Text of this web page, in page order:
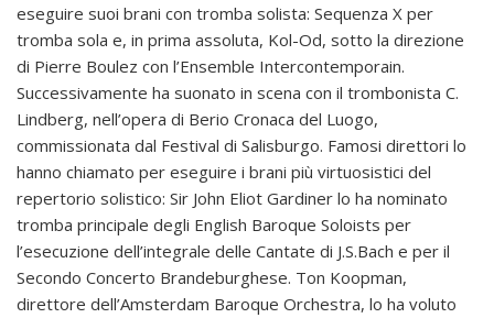
eseguire suoi brani con tromba solista: Sequenza X per
tromba sola e, in prima assoluta, Kol-Od, sotto la direzione
di Pierre Boulez con l’Ensemble Intercontemporain.
Successivamente ha suonato in scena con il trombonista C.
Lindberg, nell’opera di Berio Cronaca del Luogo,
commissionata dal Festival di Salisburgo. Famosi direttori lo
hanno chiamato per eseguire i brani più virtuosistici del
repertorio solistico: Sir John Eliot Gardiner lo ha nominato
tromba principale degli English Baroque Soloists per
l’esecuzione dell’integrale delle Cantate di J.S.Bach e per il
Secondo Concerto Brandeburghese. Ton Koopman,
direttore dell’Amsterdam Baroque Orchestra, lo ha voluto